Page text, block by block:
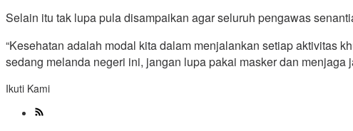
Selain itu tak lupa pula disampaikan agar seluruh pengawas
“Kesehatan adalah modal kita dalam menjalankan setiap aktivitas
sedang melanda negeri ini, jangan lupa pakai masker dan menjaga
Ikuti Kami